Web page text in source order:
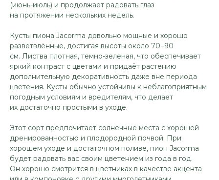
(июнь-июль) и продолжает радовать глаз
на протяжении нескольких недель.
Кусты пиона Jacorma довольно мощные и хорошо
разветвлённые, достигая высоты около 70−90
см. Листва плотная, темно-зеленая, что обеспечивает
яркий контраст с цветами и придаёт растению
дополнительную декоративность даже вне периода
цветения. Кусты обычно устойчивы к неблагоприятным
погодным условиям и вредителям, что делает
их достаточно простыми в уходе.
Этот сорт предпочитает солнечные места с хорошей
дренированностью и плодородной почвой. При
хорошем уходе и достаточном поливе, пион Jacorma
будет радовать вас своим цветением из года в год.
Он хорошо смотрится в цветниках в качестве акцента